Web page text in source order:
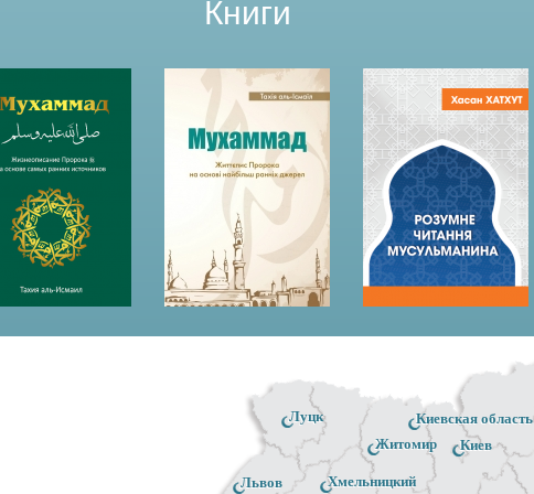
Книги
Киев
Киевская область
Житомир
Хмельницкий
Луцк
Львов